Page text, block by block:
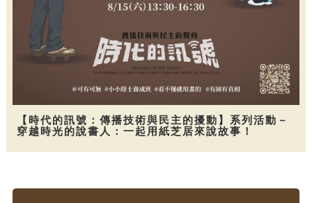
【時代的訊號：傳播技術與民主的擾動】系列活動－
穿越時光的說書人：一起用紙芝居來說故事！